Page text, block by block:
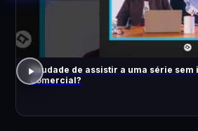
Saudade de assistir a uma série
comercial?